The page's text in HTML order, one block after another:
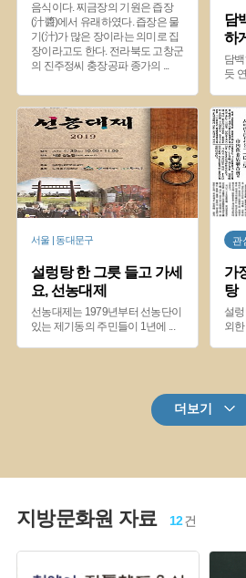
음식이다. 찌금장의 기원은 즙장
(汁醬)에서 유래하였다. 즙장은 물
기(汁)가 많은 장이라는 의미로 집
장이라고도 한다. 전라북도 고창군
의 진주정씨 충장공파 종가의 ...
담
하
담
듯
서울 | 동대문구
설렁탕 한 그릇 들고 가세
요, 선농대제
선농대제는 1979년부터 선농단이
있는 제기동의 주민들이 1년에 ...
관
가
탕
설
외
더보기
지방문화원 자료 12건